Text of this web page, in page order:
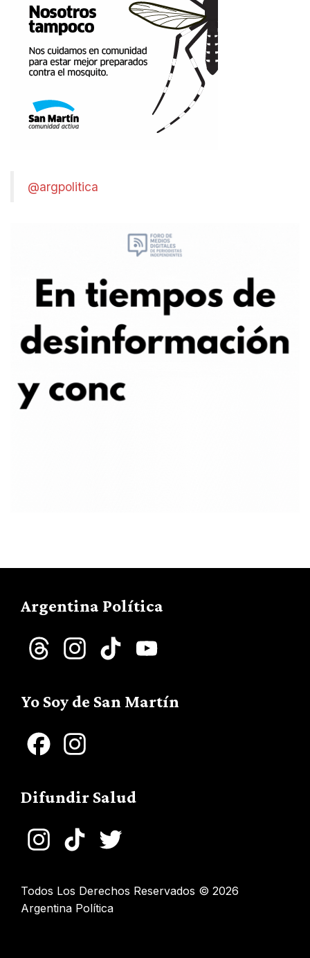
@argpolitica
Argentina Política
Threads InstagramTikTok
Yo Soy de San Martín
Facebook
Difundir Salud
InstagramTikTok
Todos Los Derechos Reservados © 2026
Argentina Política